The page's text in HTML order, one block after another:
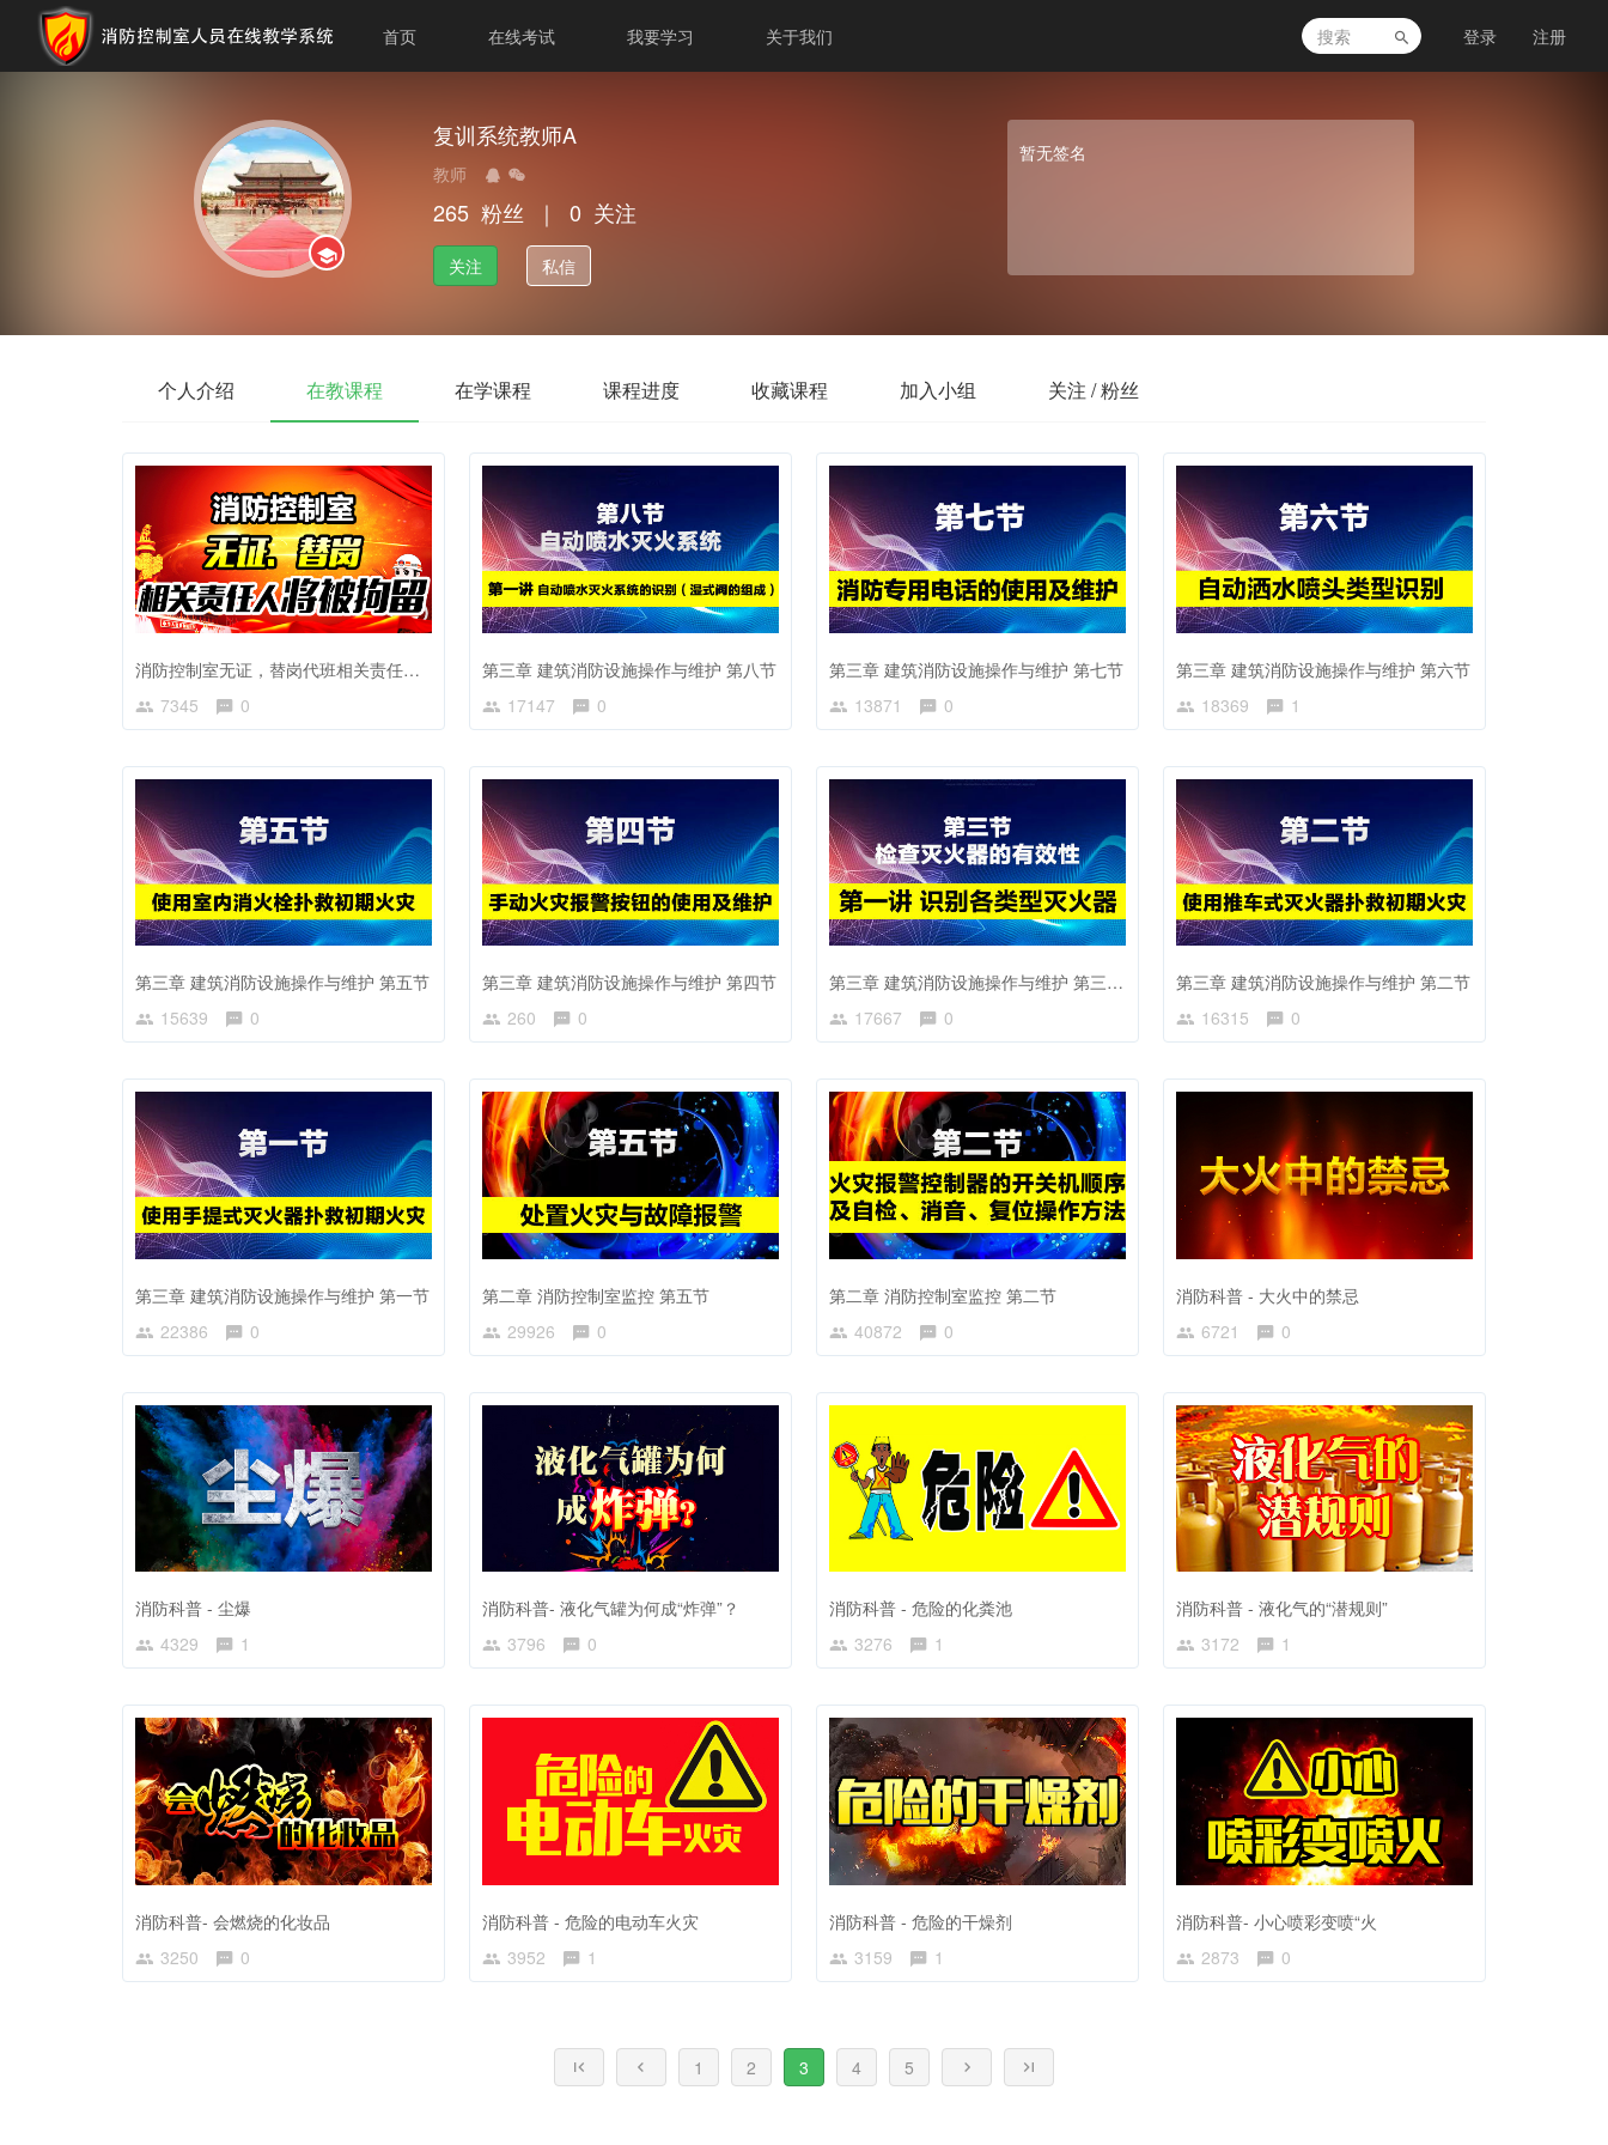
首页 在线考试 我要学习 关于我们 登录 注册
复训系统教师A
教师
265 粉丝 ｜ 0 关注
关注 私信
暂无签名
个人介绍 在教课程 在学课程 课程进度 收藏课程 加入小组 关注 / 粉丝
消防控制室无证，替岗代班相关责任人被依法拘留
7345
0
第三章 建筑消防设施操作与维护 第八节
17147
0
第三章 建筑消防设施操作与维护 第七节
13871
0
第三章 建筑消防设施操作与维护 第六节
18369
1
第三章 建筑消防设施操作与维护 第五节
15639
0
第三章 建筑消防设施操作与维护 第四节
260
0
第三章 建筑消防设施操作与维护 第三节 第一讲
17667
0
第三章 建筑消防设施操作与维护 第二节
16315
0
第三章 建筑消防设施操作与维护 第一节
22386
0
第二章 消防控制室监控 第五节
29926
0
第二章 消防控制室监控 第二节
40872
0
消防科普 - 大火中的禁忌
6721
0
消防科普 - 尘爆
4329
1
消防科普- 液化气罐为何成“炸弹”？
3796
0
消防科普 - 危险的化粪池
3276
1
消防科普 - 液化气的“潜规则”
3172
1
消防科普- 会燃烧的化妆品
3250
0
消防科普 - 危险的电动车火灾
3952
1
消防科普 - 危险的干燥剂
3159
1
消防科普- 小心喷彩变喷“火
2873
0
1 2 3 4 5